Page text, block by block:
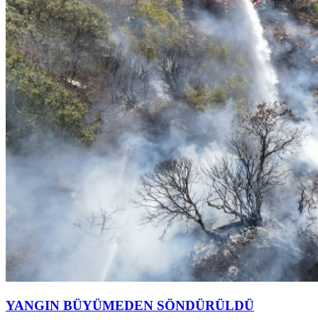
YANGIN BÜYÜMEDEN SÖNDÜRÜLDÜ